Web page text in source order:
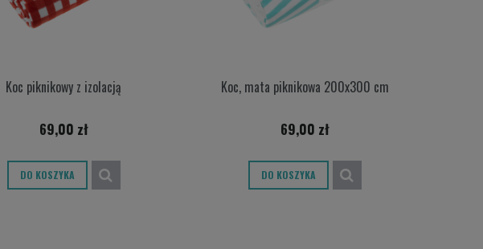
Koc piknikowy z izolacją
69,00 zł
DO KOSZYKA
Koc, mata piknikowa 200x300 cm
69,00 zł
DO KOSZYKA